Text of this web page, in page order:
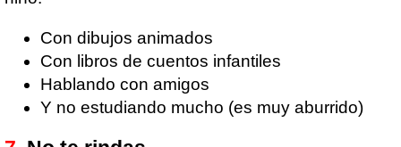
Con dibujos animados
Con libros de cuentos infantiles
Hablando con amigos
Y no estudiando mucho (es muy aburrido)